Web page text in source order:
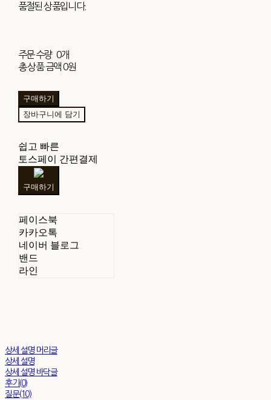
품절된 상품입니다.
주문 수량 0개
총 상품 금액0원
구매하기
장바구니에 담기
쉽고 빠른
토스페이 간편결제
구매하기
페이스북
카카오톡
네이버 블로그
밴드
라인
상세 설명 머리글
상세 설명
상세 설명 바닥글
후기(0)
질문(10)